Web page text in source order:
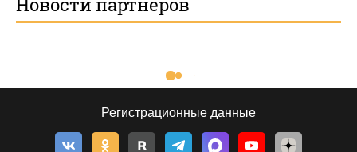
Регистрационные данные